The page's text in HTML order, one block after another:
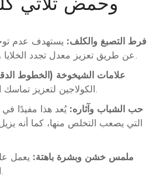
فرط التصبغ والكلف: يستهدف عدم
عن طريق تعزيز معدل تجدد الخلايا وتقليل اختلال توازن الميلانين.
علامات الشيخوخة (الخطوط
الكولاجين لتعزيز تماسك البشرة وتقليل آثار الشيخوخة.
حب الشباب وآثاره: يُعد هذا مفيدًا
التي يصعب التخلص منها، كما أنه
ملمس خشن وبشرة باهتة: يعمل
الطريق لبشرة نضرة ومتألقة.